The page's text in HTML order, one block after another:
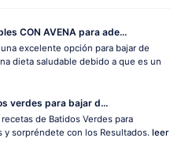
CON AVENA para ade...
excelente opción para bajar de
dieta saludable debido a que es un
verdes para bajar d...
de Batidos Verdes para
y sorpréndete con los Resultados. leer